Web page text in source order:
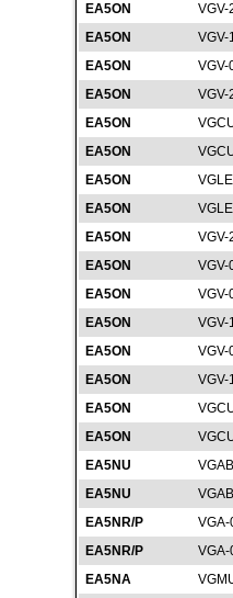
EA5ON
VGV-
EA5ON
VGV-
EA5ON
VGV-
EA5ON
VGV-
EA5ON
EA5ON
EA5ON
EA5ON
EA5ON
VGV-
EA5ON
VGV-
EA5ON
VGV-
EA5ON
VGV-
EA5ON
VGV-
EA5ON
VGV-
EA5ON
EA5ON
EA5NU
EA5NU
EA5NR/P
EA5NR/P
EA5NA